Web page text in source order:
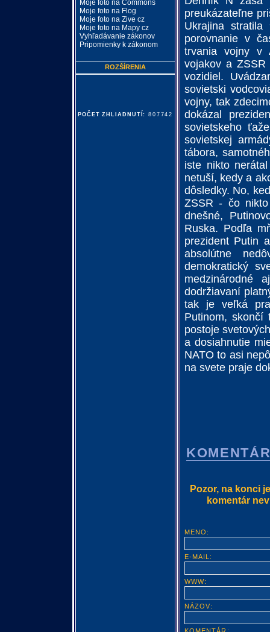
preukázateľne
Ukrajina
porovnanie v
trvania vojny v
vojakov a
vozidiel.
sovietski
vojny, tak
dokázal
sovietskeho
sovietskej
tábora,
iste nikto
netuší, kedy a
dôsledky. No,
ZSSR - čo
dnešné,
Ruska. Podľa
prezident Putin
absolútne
demokratický
medzinárodné
dodržiavaní
tak je veľká
Putinom, skončí
postoje
a dosiahnutie
NATO to asi
na svete praje
Pozor, na konci
komentár
MENO:
E-MAIL:
WWW:
NÁZOV:
Moje foto na Commons
Moje foto na Flog
Moje foto na Zive cz
Moje foto na Mapy cz
Vyhľadávanie zákonov
Pripomienky k zákonom
ROZŠÍRENIA
POČET ZHLIADNUTÍ: 807742